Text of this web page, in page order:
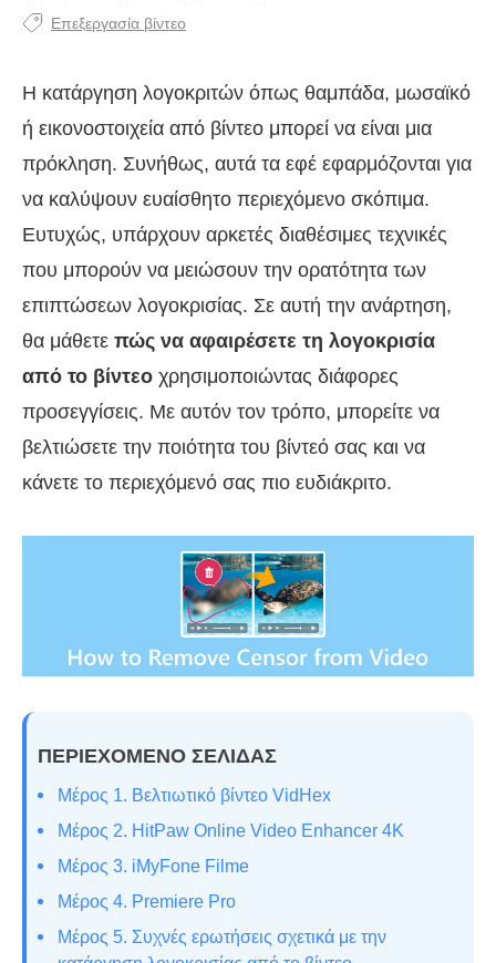
Επεξεργασία βίντεο
Η κατάργηση λογοκριτών όπως θαμπάδα, μωσαϊκό
ή εικονοστοιχεία από βίντεο μπορεί να είναι μια
πρόκληση. Συνήθως, αυτά τα εφέ εφαρμόζονται για
να καλύψουν ευαίσθητο περιεχόμενο σκόπιμα.
Ευτυχώς, υπάρχουν αρκετές διαθέσιμες τεχνικές
που μπορούν να μειώσουν την ορατότητα των
επιπτώσεων λογοκρισίας. Σε αυτή την ανάρτηση,
θα μάθετε πώς να αφαιρέσετε τη λογοκρισία
από το βίντεο χρησιμοποιώντας διάφορες
προσεγγίσεις. Με αυτόν τον τρόπο, μπορείτε να
βελτιώσετε την ποιότητα του βίντεό σας και να
κάνετε το περιεχόμενό σας πιο ευδιάκριτο.
ΠΕΡΙΕΧΟΜΕΝΟ ΣΕΛΙΔΑΣ
Μέρος 1. Βελτιωτικό βίντεο VidHex
Μέρος 2. HitPaw Online Video Enhancer 4K
Μέρος 3. iMyFone Filme
Μέρος 4. Premiere Pro
Μέρος 5. Συχνές ερωτήσεις σχετικά με την